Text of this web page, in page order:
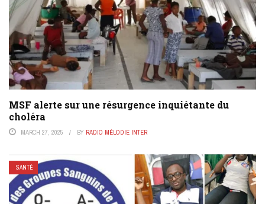
MSF alerte sur une résurgence inquiétante du
choléra
MARCH 27, 2025 BY RADIO MÉLODIE INTER
SANTÉ